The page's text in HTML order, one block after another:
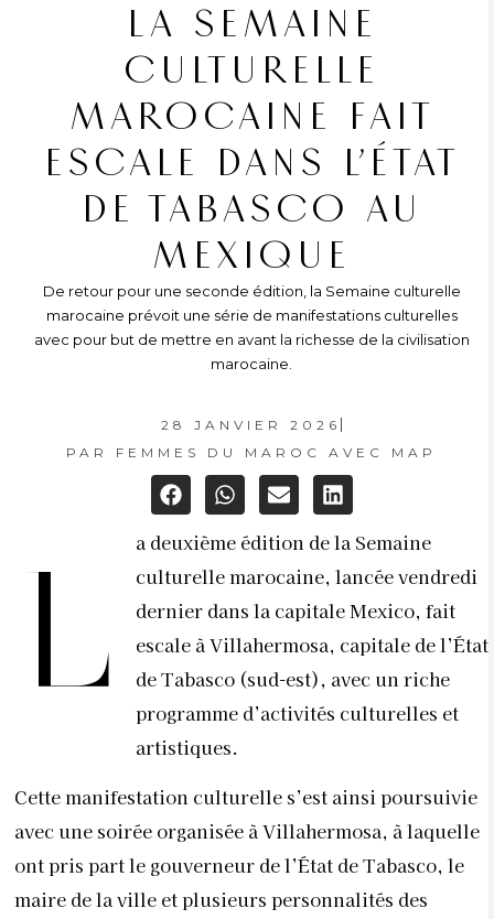
LA SEMAINE
CULTURELLE
MAROCAINE FAIT
ESCALE DANS L’ÉTAT
DE TABASCO AU
MEXIQUE
De retour pour une seconde édition, la Semaine culturelle
marocaine prévoit une série de manifestations culturelles
avec pour but de mettre en avant la richesse de la civilisation
marocaine.
28 JANVIER 2026
PAR
FEMMES DU MAROC AVEC MAP
L
a deuxième édition de la Semaine
culturelle marocaine, lancée vendredi
dernier dans la capitale Mexico, fait
escale à Villahermosa, capitale de l’État
de Tabasco (sud-est), avec un riche
programme d’activités culturelles et
artistiques.
Cette manifestation culturelle s’est ainsi poursuivie
avec une soirée organisée à Villahermosa, à laquelle
ont pris part le gouverneur de l’État de Tabasco, le
maire de la ville et plusieurs personnalités des